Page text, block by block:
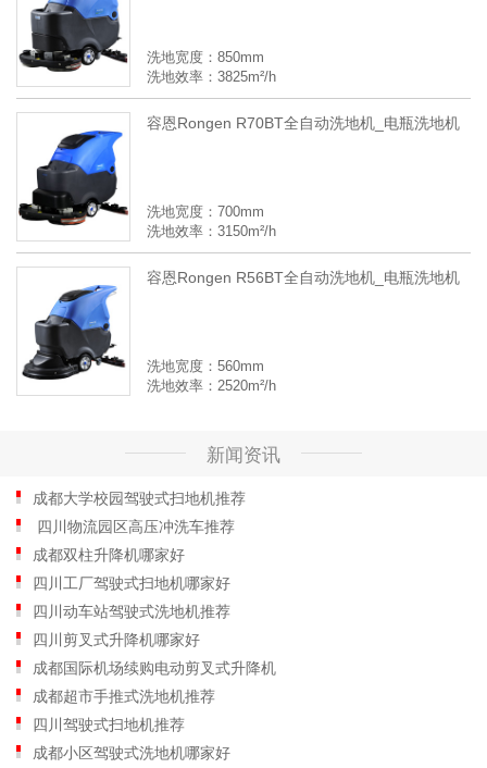
洗地宽度：850mm
洗地效率：3825m²/h
容恩Rongen R70BT全自动洗地机_电瓶洗地机
洗地宽度：700mm
洗地效率：3150m²/h
容恩Rongen R56BT全自动洗地机_电瓶洗地机
洗地宽度：560mm
洗地效率：2520m²/h
新闻资讯
成都大学校园驾驶式扫地机推荐
四川物流园区高压冲洗车推荐
成都双柱升降机哪家好
四川工厂驾驶式扫地机哪家好
四川动车站驾驶式洗地机推荐
四川剪叉式升降机哪家好
成都国际机场续购电动剪叉式升降机
成都超市手推式洗地机推荐
四川驾驶式扫地机推荐
成都小区驾驶式洗地机哪家好